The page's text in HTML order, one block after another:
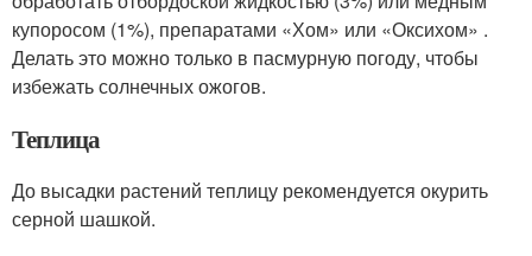
купоро­сом (1%), препаратами «Хом» или «Ок­сихом» .
Делать это можно только в пас­мурную погоду, чтобы
избежать солнеч­ных ожогов.
Теплица
До высадки растений теплицу рекомендуется окурить
серной шашкой.